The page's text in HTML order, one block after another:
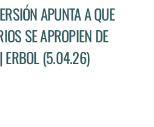
APUNTA A QUE
SE APROPIEN DE
ERBOL (5.04.26)